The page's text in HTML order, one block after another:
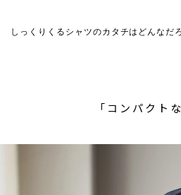
しっくりくるシャツのカタチはどんなだ
「コンパクト